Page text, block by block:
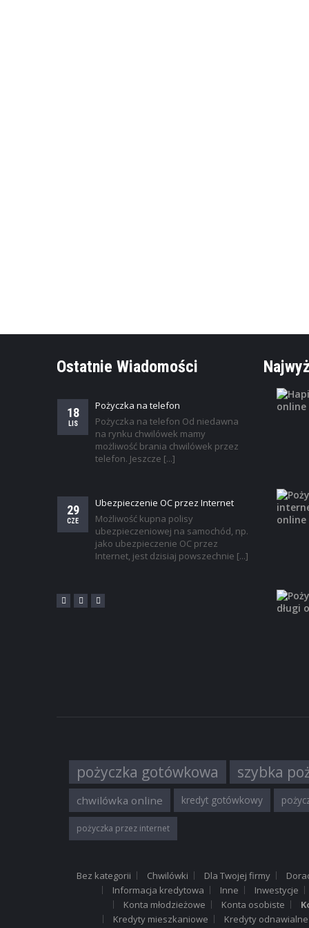
Ostatnie Wiadomości
18
LIS
Pożyczka na telefon
Pożyczka na telefon Od niedawna
na rynku chwilówek mamy
możliwość brania chwilówek przez
telefon. Jeszcze [...]
29
CZE
Ubezpieczenie OC przez Internet
Możliwość kupna polisy
ubezpieczeniowej na samochód, np.
jako ubezpieczenie OC przez
Internet, jest dzisiaj powszechnie [...]
pożyczka gotówkowa szybka
chwilówka online kredyt gotówkowy
pożyczka przez internet
Bez kategorii Chwilówki Dla Twojej firmy
Informacja kredytowa
Inne
Inwestycje
Konta młodzieżowe
Konta osobiste
Kredyty mieszkaniowe
Kredyty odnawialne